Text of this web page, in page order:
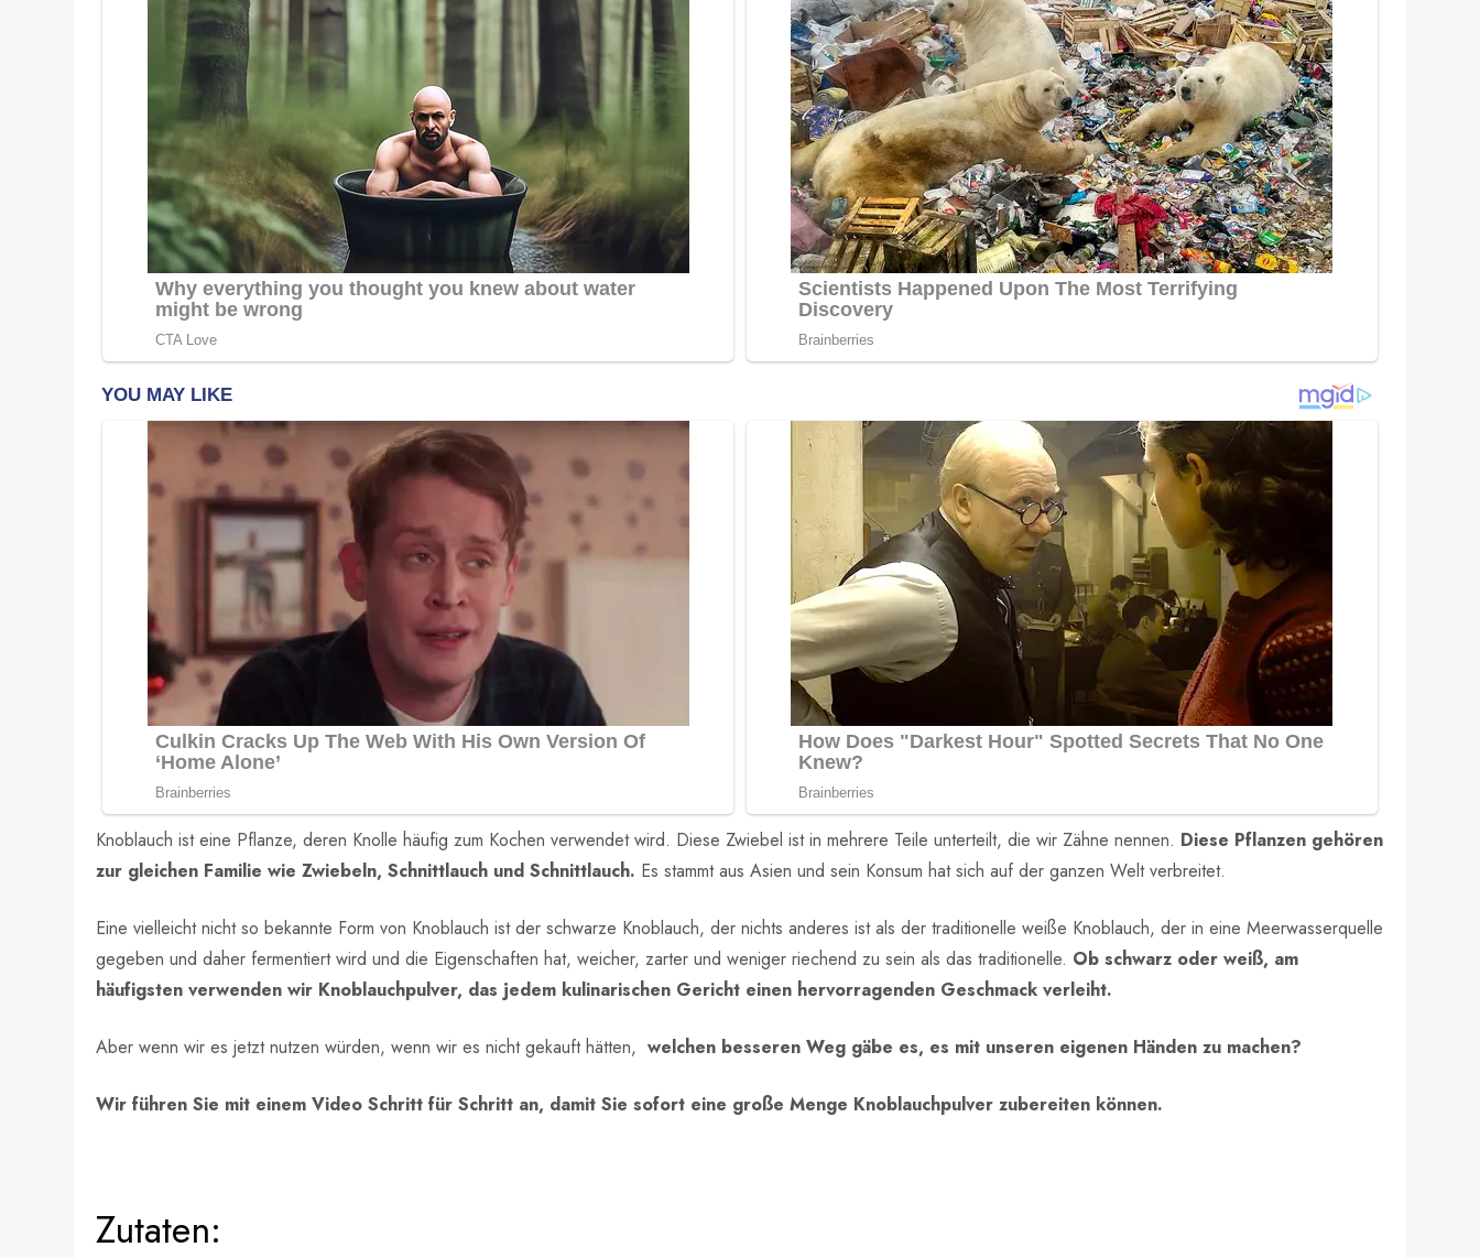
Knoblauch ist eine Pflanze, deren Knolle häufig zum Kochen verwendet wird. Diese Zwiebel ist in mehrere Teile unterteilt, die wir Zähne nennen. Diese Pflanzen gehören
zur gleichen Familie wie Zwiebeln, Schnittlauch und Schnittlauch. Es stammt aus Asien und sein Konsum hat sich auf der ganzen Welt verbreitet.
Eine vielleicht nicht so bekannte Form von Knoblauch ist der schwarze Knoblauch, der nichts anderes ist als der traditionelle weiße Knoblauch, der in eine Meerwasserquelle
gegeben und daher fermentiert wird und die Eigenschaften hat, weicher, zarter und weniger riechend zu sein als das traditionelle. Ob schwarz oder weiß, am
häufigsten verwenden wir Knoblauchpulver, das jedem kulinarischen Gericht einen hervorragenden Geschmack verleiht.
Aber wenn wir es jetzt nutzen würden, wenn wir es nicht gekauft hätten,welchen besseren Weg gäbe es, es mit unseren eigenen Händen zu machen?
Wir führen Sie mit einem Video Schritt für Schritt an, damit Sie sofort eine große Menge Knoblauchpulver zubereiten können.
Zutaten: